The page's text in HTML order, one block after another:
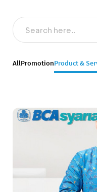
AllPromotionProduct &